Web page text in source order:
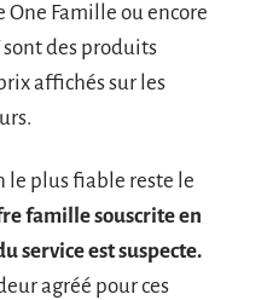
One Famille ou encore
sont des produits
affichés sur les
le plus fiable reste le
famille souscrite en
service est suspecte.
agréé pour ces